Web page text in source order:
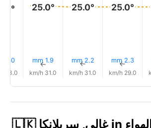
25.0°
2.3 mm
↑
29.0 km/h
25.0°
2.2 mm
↑
31.0 km/h
25.0°
1.9 mm
↑
31.0 km/h
2.0 mm
33.0 km/h
مؤشر جودة الهواء in غالي, سريلانكا 🇱🇰